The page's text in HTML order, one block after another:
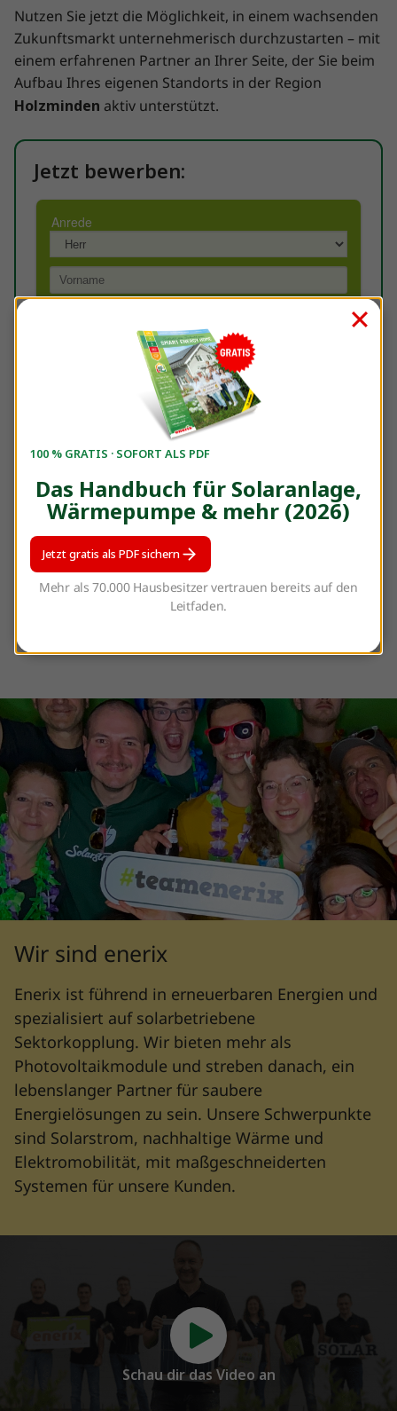
Nutzen Sie jetzt die Möglichkeit, in einem wachsenden
Zukunftsmarkt unternehmerisch durchzustarten – mit
einem erfahrenen Partner an Ihrer Seite, der Sie beim
Aufbau Ihres eigenen Standorts in der Region
Holzminden aktiv unterstützt.
Jetzt bewerben:
Sie haben Fragen? Dann senden Sie gerne eine Mail
michaela.bertelshofer@enerix.com
Wir sind enerix
Enerix ist führend in erneuerbaren Energien und
spezialisiert auf solarbetriebene
Sektorkopplung. Wir bieten mehr als
Photovoltaikmodule und streben danach, ein
lebenslanger Partner für saubere
Energielösungen zu sein. Unsere Schwerpunkte
sind Solarstrom, nachhaltige Wärme und
Elektromobilität, mit maßgeschneiderten
Systemen für unsere Kunden.
Schau dir das Video an
100 % GRATIS · SOFORT ALS PDF
Das Handbuch für Solaranlage,
Wärmepumpe & mehr (2026)
Jetzt gratis als PDF sichern
Mehr als 70.000 Hausbesitzer vertrauen bereits auf den
Leitfaden.